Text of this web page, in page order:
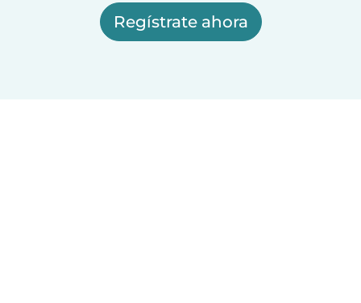
Regístrate ahora